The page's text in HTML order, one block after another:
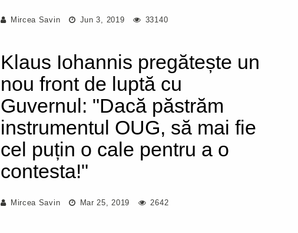
Mircea Savin Jun 3, 2019 33140
Klaus Iohannis pregătește un
nou front de luptă cu
Guvernul: "Dacă păstrăm
instrumentul OUG, să mai fie
cel puțin o cale pentru a o
contesta!"
Mircea Savin Mar 25, 2019 2642